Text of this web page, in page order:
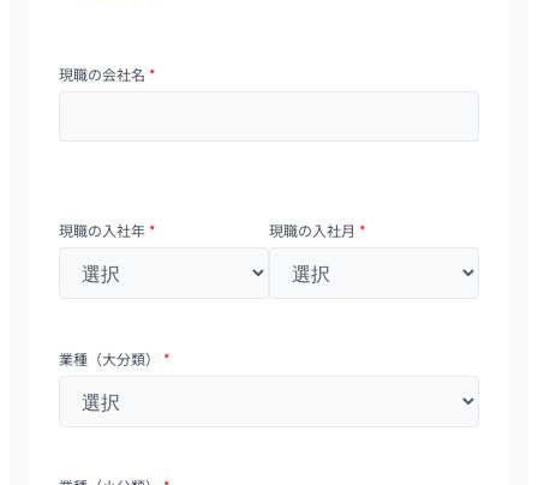
現職の会社名 *
現職の入社年 * 現職の入社月 *
業種（大分類） *